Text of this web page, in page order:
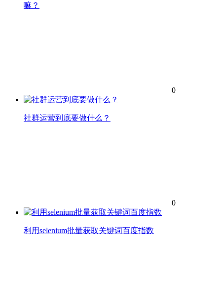
嘛？
0
社群运营到底要做什么？
0
利用selenium批量获取关键词百度指数